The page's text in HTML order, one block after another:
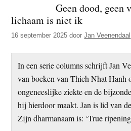
z
e
n
d
Geen dood, geen
lichaam is niet ik
16 september 2025 doorJan Veenendaal
In een serie columns schrijft Jan
van boeken van Thich Nhat Hanh
ongeneeslijke ziekte en de
hij hierdoor maakt. Jan is lid van
Zijn dharmanaam is: ‘True